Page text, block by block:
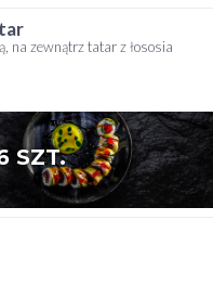
na zewnątrz tatar z łososia
SZT.